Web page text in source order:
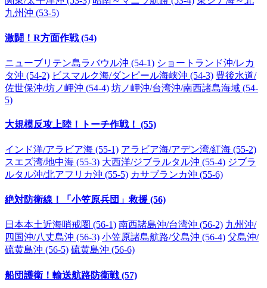
九州沖 (53-5)
激闘！R方面作戦 (54)
ニューブリテン島ラバウル沖 (54-1) ショートランド沖/レカ
タ沖 (54-2) ビスマルク海/ダンピール海峡沖 (54-3) 豊後水道/
佐世保沖/坊ノ岬沖 (54-4) 坊ノ岬沖/台湾沖/南西諸島海域 (54-
5)
大規模反攻上陸！トーチ作戦！ (55)
インド洋/アラビア海 (55-1) アラビア海/アデン湾/紅海 (55-2)
スエズ湾/地中海 (55-3) 大西洋/ジブラルタル沖 (55-4) ジブラ
ルタル沖/北アフリカ沖 (55-5) カサブランカ沖 (55-6)
絶対防衛線！「小笠原兵団」救援 (56)
日本本土近海哨戒圏 (56-1) 南西諸島沖/台湾沖 (56-2) 九州沖/
四国沖/八丈島沖 (56-3) 小笠原諸島航路/父島沖 (56-4) 父島沖/
硫黄島沖 (56-5) 硫黄島沖 (56-6)
船団護衛！輸送航路防衛戦 (57)